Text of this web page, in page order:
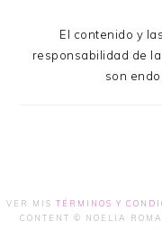
El contenido y
responsabilidad de
son
VER MIS TÉRMINOS Y
CONTENT © NOELIA